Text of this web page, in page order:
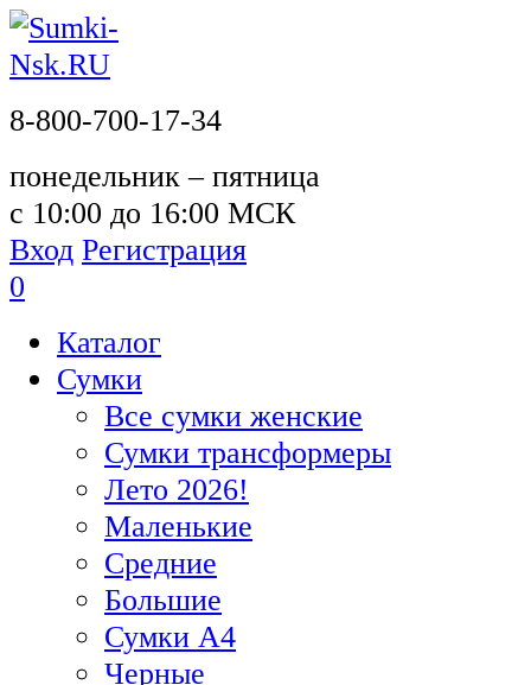
8-800-700-17-34
понедельник – пятница
с 10:00 до 16:00 МСК
Вход Регистрация
0
Каталог
Сумки
Все сумки женские
Сумки трансформеры
Лето 2026!
Маленькие
Средние
Большие
Сумки А4
Черные